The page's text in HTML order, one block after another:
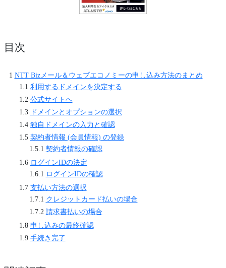
目次
NTT Bizメール＆ウェブエコノミーの申し込み方法のまとめ
利用するドメインを決定する
公式サイトへ
ドメインとオプションの選択
独自ドメインの入力と確認
契約者情報 (会員情報) の登録
契約者情報の確認
ログインIDの決定
ログインIDの確認
支払い方法の選択
クレジットカード払いの場合
請求書払いの場合
申し込みの最終確認
手続き完了